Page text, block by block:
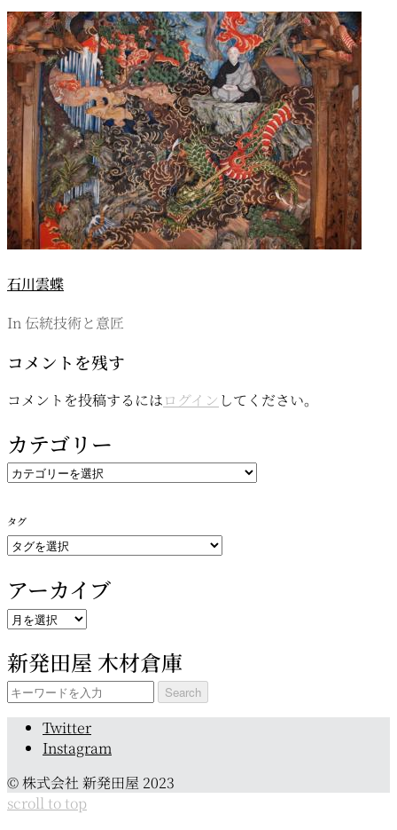
石川雲蝶
In 伝統技術と意匠
コメントを残す
コメントを投稿するにはログイン してください。
カテゴリー
カ
リ
ー
タグ
アーカイブ
ア
カ
イ
ブ
新発田屋 木材倉庫
Search
Twitter
Instagram
© 株式会社 新発田屋 2023
scroll to top